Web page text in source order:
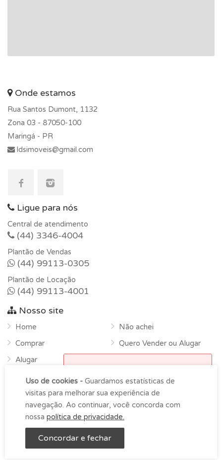
Entre em contato
Onde estamos
Rua Santos Dumont, 1132
Zona 03 - 87050-100
Maringá - PR
ldsimoveis@gmail.com
Ligue para nós
Central de atendimento
(44) 3346-4004
Plantão de Vendas
(44) 99113-0305
Plantão de Locação
(44) 99113-4001
Nosso site
Home
Comprar
Alugar
Sobre
Contato
Não achei
Quero Vender ou Alugar
LDS Imóveis © Copyright 2026 -
Uso de cookies - Guardamos estatísticas de
visitas para melhorar sua experiência de
navegação. Ao continuar, você concorda com
nossa política de privacidade.
Concordar e fechar
9h00 as 18h00 de segunda-
feira à sexta.
OK